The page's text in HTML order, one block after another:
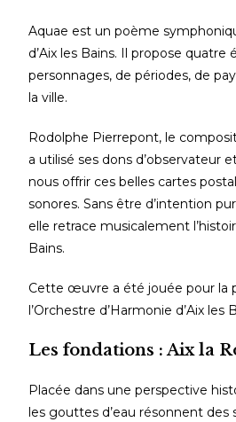
Aquae est un poème
d’Aix les Bains. Il propose quatre
personnages, de périodes, de
la ville.
Rodolphe Pierrepont, le
a utilisé ses dons d’observateur
nous offrir ces belles cartes
sonores. Sans être d’intention
elle retrace musicalement
Bains.
Cette œuvre a été jouée pour la
l’Orchestre d’Harmonie d’Aix les
Les fondations : Aix la
Placée dans une perspective
les gouttes d’eau résonnent des